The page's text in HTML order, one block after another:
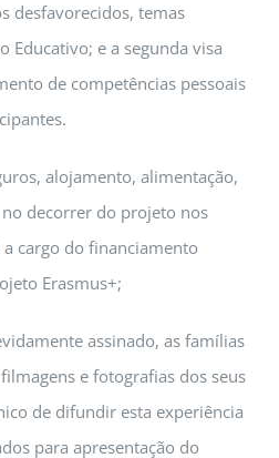
desfavorecidos, temas
Educativo; e a segunda visa
de competências pessoais
alojamento, alimentação,
decorrer do projeto nos
cargo do financiamento
Erasmus+;
assinado, as famílias
e fotografias dos seus
de difundir esta experiência
para apresentação do